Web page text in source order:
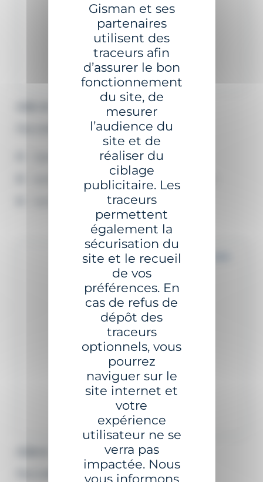
Gisman et ses
partenaires
utilisent des
traceurs afin
d’assurer le bon
fonctionnement
du site, de
mesurer
l’audience du
site et de
réaliser du
ciblage
publicitaire. Les
traceurs
permettent
également la
sécurisation du
site et le recueil
de vos
préférences. En
cas de refus de
dépôt des
traceurs
optionnels, vous
pourrez
naviguer sur le
site internet et
votre
expérience
utilisateur ne se
verra pas
impactée. Nous
vous informons
Feu compact solaire
Application GISMAN Bluetooth®
Système de supervision A2NGO en option
Option AIS intégré
Jusqu'à 6 MN+
Feu à alimentation externe